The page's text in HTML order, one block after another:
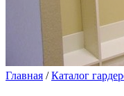
Главная /Каталог